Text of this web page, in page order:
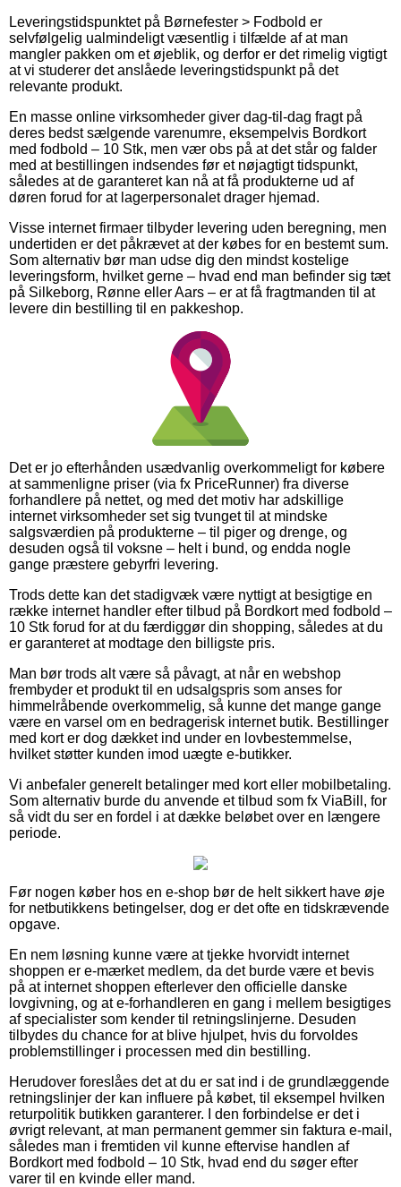
Leveringstidspunktet på Børnefester > Fodbold er
selvfølgelig ualmindeligt væsentlig i tilfælde af at man
mangler pakken om et øjeblik, og derfor er det rimelig vigtigt
at vi studerer det anslåede leveringstidspunkt på det
relevante produkt.
En masse online virksomheder giver dag-til-dag fragt på
deres bedst sælgende varenumre, eksempelvis Bordkort
med fodbold – 10 Stk, men vær obs på at det står og falder
med at bestillingen indsendes før et nøjagtigt tidspunkt,
således at de garanteret kan nå at få produkterne ud af
døren forud for at lagerpersonalet drager hjemad.
Visse internet firmaer tilbyder levering uden beregning, men
undertiden er det påkrævet at der købes for en bestemt sum.
Som alternativ bør man udse dig den mindst kostelige
leveringsform, hvilket gerne – hvad end man befinder sig tæt
på Silkeborg, Rønne eller Aars – er at få fragtmanden til at
levere din bestilling til en pakkeshop.
Det er jo efterhånden usædvanlig overkommeligt for købere
at sammenligne priser (via fx PriceRunner) fra diverse
forhandlere på nettet, og med det motiv har adskillige
internet virksomheder set sig tvunget til at mindske
salgsværdien på produkterne – til piger og drenge, og
desuden også til voksne – helt i bund, og endda nogle
gange præstere gebyrfri levering.
Trods dette kan det stadigvæk være nyttigt at besigtige en
række internet handler efter tilbud på Bordkort med fodbold –
10 Stk forud for at du færdiggør din shopping, således at du
er garanteret at modtage den billigste pris.
Man bør trods alt være så påvagt, at når en webshop
frembyder et produkt til en udsalgspris som anses for
himmelråbende overkommelig, så kunne det mange gange
være en varsel om en bedragerisk internet butik. Bestillinger
med kort er dog dækket ind under en lovbestemmelse,
hvilket støtter kunden imod uægte e-butikker.
Vi anbefaler generelt betalinger med kort eller mobilbetaling.
Som alternativ burde du anvende et tilbud som fx ViaBill, for
så vidt du ser en fordel i at dække beløbet over en længere
periode.
Før nogen køber hos en e-shop bør de helt sikkert have øje
for netbutikkens betingelser, dog er det ofte en tidskrævende
opgave.
En nem løsning kunne være at tjekke hvorvidt internet
shoppen er e-mærket medlem, da det burde være et bevis
på at internet shoppen efterlever den officielle danske
lovgivning, og at e-forhandleren en gang i mellem besigtiges
af specialister som kender til retningslinjerne. Desuden
tilbydes du chance for at blive hjulpet, hvis du forvoldes
problemstillinger i processen med din bestilling.
Herudover foreslåes det at du er sat ind i de grundlæggende
retningslinjer der kan influere på købet, til eksempel hvilken
returpolitik butikken garanterer. I den forbindelse er det i
øvrigt relevant, at man permanent gemmer sin faktura e-mail,
således man i fremtiden vil kunne eftervise handlen af
Bordkort med fodbold – 10 Stk, hvad end du søger efter
varer til en kvinde eller mand.